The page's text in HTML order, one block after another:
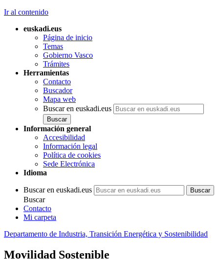
Ir al contenido
euskadi.eus
Página de inicio
Temas
Gobierno Vasco
Trámites
Herramientas
Contacto
Buscador
Mapa web
Buscar en euskadi.eus
Información general
Accesibilidad
Información legal
Política de cookies
Sede Electrónica
Idioma
Buscar en euskadi.eus
Buscar
Contacto
Mi carpeta
Departamento de Industria, Transición Energética y Sostenibilidad
Movilidad Sostenible